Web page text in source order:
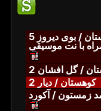
/ بوی دیروز 5
با نت موسیقی
/ گل افشان 2
کوهستان / دیار 2
زمستون / آکورد